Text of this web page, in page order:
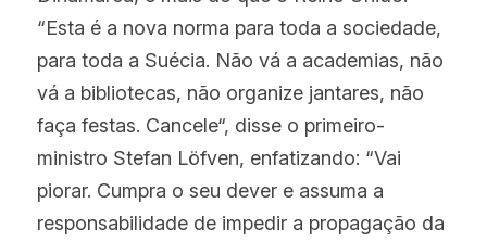
“Esta é a nova norma para toda a sociedade,
para toda a Suécia. Não vá a academias, não
vá a bibliotecas, não organize jantares, não
faça festas. Cancele“, disse o primeiro-
ministro Stefan Löfven, enfatizando: “Vai
piorar. Cumpra o seu dever e assuma a
responsabilidade de impedir a propagação da